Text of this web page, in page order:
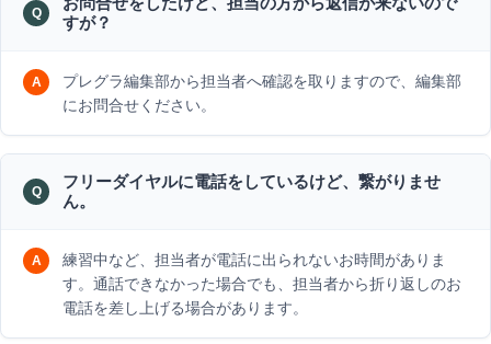
すが？
プレグラ編集部から担当者へ確認を取りますので、編集部
にお問合せください。
フリーダイヤルに電話をしているけど、繋がりませ
ん。
練習中など、担当者が電話に出られないお時間がありま
す。通話できなかった場合でも、担当者から折り返しのお
電話を差し上げる場合があります。